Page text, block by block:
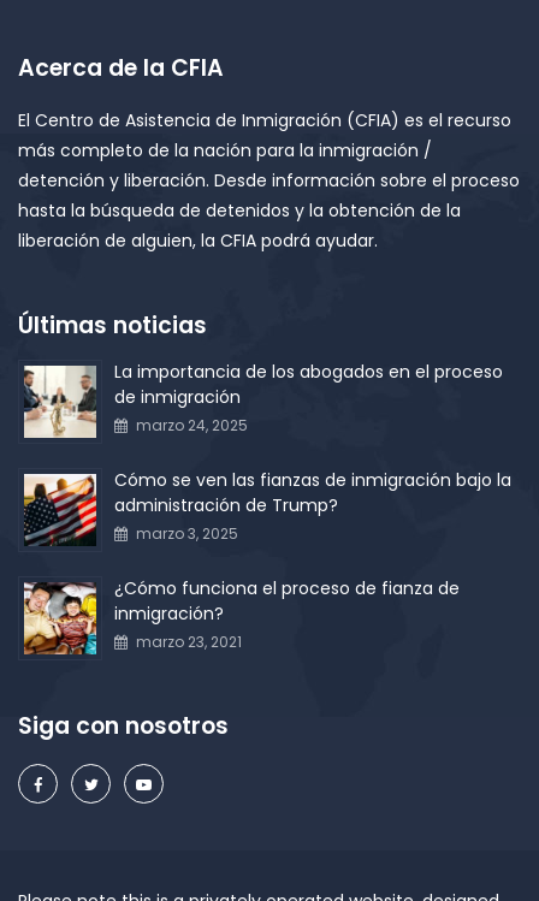
Acerca de la CFIA
El Centro de Asistencia de Inmigración (CFIA) es el recurso
más completo de la nación para la inmigración /
detención y liberación. Desde información sobre el proceso
hasta la búsqueda de detenidos y la obtención de la
liberación de alguien, la CFIA podrá ayudar.
Últimas noticias
La importancia de los abogados en el proceso
de inmigración
marzo 24, 2025
Cómo se ven las fianzas de inmigración bajo la
administración de Trump?
marzo 3, 2025
¿Cómo funciona el proceso de fianza de
inmigración?
marzo 23, 2021
Siga con nosotros